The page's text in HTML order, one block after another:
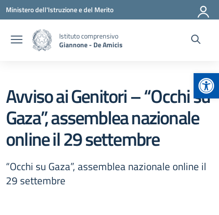
Vai ai contenuti
Vai al menu di navigazione
Vai al footer
Ministero dell'Istruzione e del Merito
Istituto comprensivo
Giannone - De Amicis
Avviso ai Genitori – “Occhi su
Gaza”, assemblea nazionale
online il 29 settembre
“Occhi su Gaza”, assemblea nazionale online il
29 settembre